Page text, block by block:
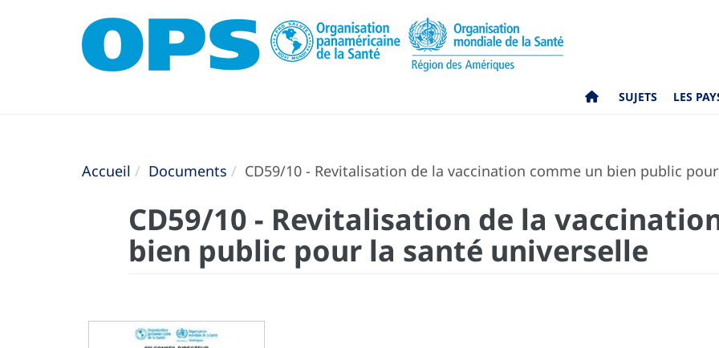
SUJETS LES
Accueil Documents CD59/10 - Revitalisation de la vaccination comme un bien public
CD59/10 - Revitalisation de la
bien public pour la santé universelle